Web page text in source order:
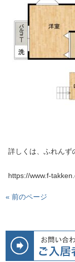
詳しくは、ふれんず
https://www.f-
« 前のページ